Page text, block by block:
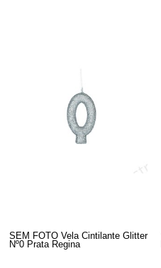
SEM FOTO Vela Cintilante Glitter
Nº0 Prata Regina